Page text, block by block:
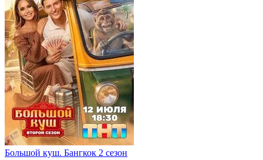
Большой куш. Бангкок 2 сезон